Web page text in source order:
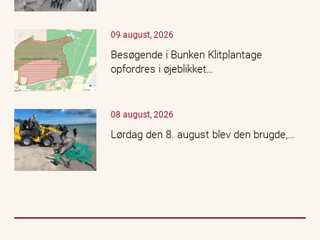
09 august, 2026
Besøgende i Bunken Klitplantage
opfordres i øjeblikket…
08 august, 2026
Lørdag den 8. august blev den brugde,…